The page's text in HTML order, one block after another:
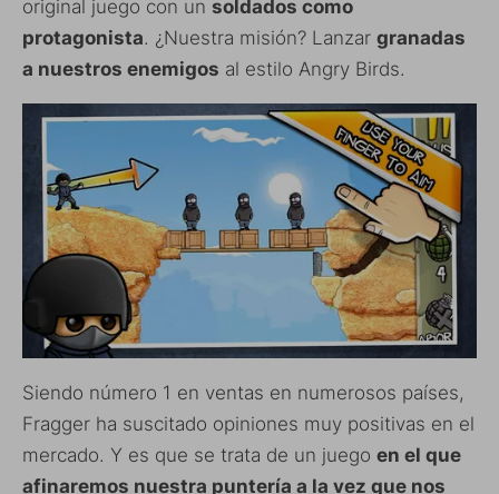
original juego con un soldados como
protagonista. ¿Nuestra misión? Lanzar granadas
a nuestros enemigos al estilo Angry Birds.
Siendo número 1 en ventas en numerosos países,
Fragger ha suscitado opiniones muy positivas en el
mercado. Y es que se trata de un juego en el que
afinaremos nuestra puntería a la vez que nos